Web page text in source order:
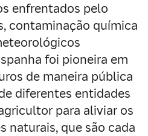
enfrentados pelo
contaminação química
foi pioneira em
de maneira pública
diferentes entidades
para aliviar os
naturais, que são cada